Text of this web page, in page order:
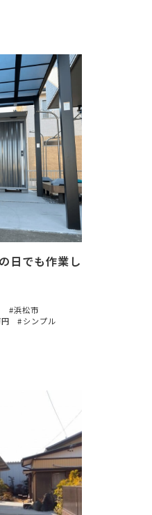
日でも作業し
浜松市
シンプル